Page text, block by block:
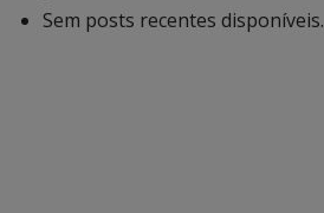
Sem posts recentes disponíveis.